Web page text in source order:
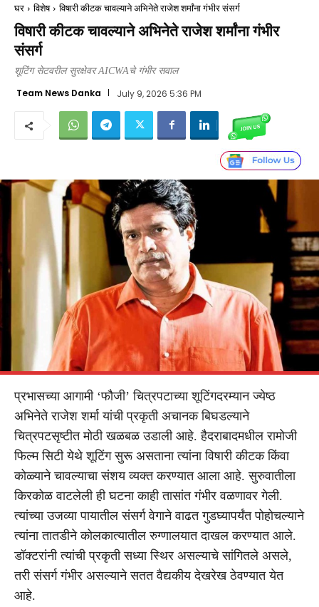
घर विशेष विषारी कीटक चावल्याने अभिनेते राजेश शर्मांना गंभीर संसर्ग
विषारी कीटक चावल्याने अभिनेते राजेश शर्मांना गंभीर
संसर्ग
शूटिंग सेटवरील सुरक्षेवर AICWAचे गंभीर सवाल
Team News Danka July 9, 2026 5:36 PM
प्रभासच्या आगामी ‘फौजी’ चित्रपटाच्या शूटिंगदरम्यान ज्येष्ठ
अभिनेते राजेश शर्मा यांची प्रकृती अचानक बिघडल्याने
चित्रपटसृष्टीत मोठी खळबळ उडाली आहे. हैदराबादमधील रामोजी
फिल्म सिटी येथे शूटिंग सुरू असताना त्यांना विषारी कीटक किंवा
कोळ्याने चावल्याचा संशय व्यक्त करण्यात आला आहे. सुरुवातीला
किरकोळ वाटलेली ही घटना काही तासांत गंभीर वळणावर गेली.
त्यांच्या उजव्या पायातील संसर्ग वेगाने वाढत गुडघ्यापर्यंत पोहोचल्याने
त्यांना तातडीने कोलकात्यातील रुग्णालयात दाखल करण्यात आले.
डॉक्टरांनी त्यांची प्रकृती सध्या स्थिर असल्याचे सांगितले असले,
तरी संसर्ग गंभीर असल्याने सतत वैद्यकीय देखरेख ठेवण्यात येत
आहे.